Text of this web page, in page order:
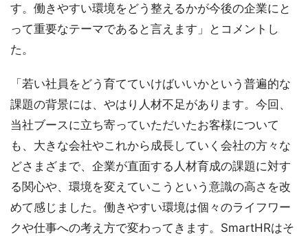
す。働きやすい環境をどう整えるかが今後の企業にと
って重要なテーマであると言えます」とコメントし
た。
「若い社員をどう育てていけばいいかという普遍的な
課題の背景には、やはり人材不足があります。今回、
当社ブースに立ち寄っていただいたお客様について
も、大きな会社やこれから成長していく会社の方々な
どさまざまで、企業が直面する人材育成の課題に対す
る関心や、環境を変えていこうという意識の高さを改
めて感じました。働きやすい環境は個々のライフワー
クや仕事への考え方で変わってきます。SmartHRはそ